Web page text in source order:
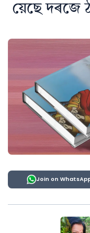
য়েছে দৰজে
Join on